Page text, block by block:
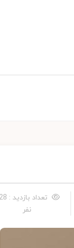
تعداد بازدید : 728
نفر